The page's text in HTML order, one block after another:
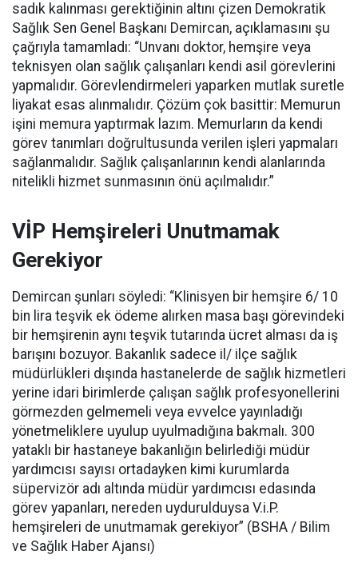
sadık kalınması gerektiğinin altını çizen Demokratik
Sağlık Sen Genel Başkanı Demircan, açıklamasını şu
çağrıyla tamamladı: “Unvanı doktor, hemşire veya
teknisyen olan sağlık çalışanları kendi asil görevlerini
yapmalıdır. Görevlendirmeleri yaparken mutlak suretle
liyakat esas alınmalıdır. Çözüm çok basittir: Memurun
işini memura yaptırmak lazım. Memurların da kendi
görev tanımları doğrultusunda verilen işleri yapmaları
sağlanmalıdır. Sağlık çalışanlarının kendi alanlarında
nitelikli hizmet sunmasının önü açılmalıdır.”
VİP Hemşireleri Unutmamak
Gerekiyor
Demircan şunları söyledi: “Klinisyen bir hemşire 6/ 10
bin lira teşvik ek ödeme alırken masa başı görevindeki
bir hemşirenin aynı teşvik tutarında ücret alması da iş
barışını bozuyor. Bakanlık sadece il/ ilçe sağlık
müdürlükleri dışında hastanelerde de sağlık hizmetleri
yerine idari birimlerde çalışan sağlık profesyonellerini
görmezden gelmemeli veya evvelce yayınladığı
yönetmeliklere uyulup uyulmadığına bakmalı. 300
yataklı bir hastaneye bakanlığın belirlediği müdür
yardımcısı sayısı ortadayken kimi kurumlarda
süpervizör adı altında müdür yardımcısı edasında
görev yapanları, nereden uydurulduysa V.i.P.
hemşireleri de unutmamak gerekiyor” (BSHA / Bilim
ve Sağlık Haber Ajansı)